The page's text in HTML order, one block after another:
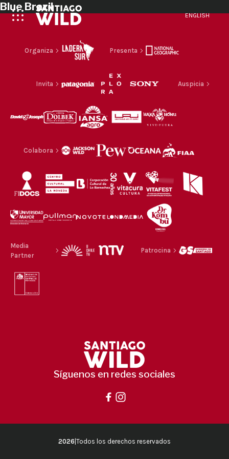
ENGLISH
Blue Brazil
Organiza Presenta
Invita Auspicia
Colabora
Media
Partner
Patrocina
Síguenos en redes sociales
2026 Todos los derechos reservados